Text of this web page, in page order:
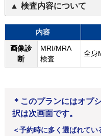
検査内容について
内容
画像診
断
MRI/MRA
検査
全身
＊このプランにはオプ
択は次画面です。
＜予約時に多く選ばれてい